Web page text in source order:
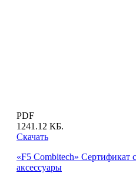
PDF
1241.12 КБ.
Скачать
«F5 Combitech» Сертификат
аксессуары